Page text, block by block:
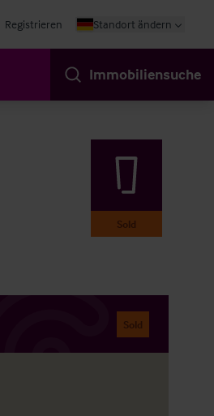
Registrieren Standort ändern
Immobiliensuche
Sold
Sold